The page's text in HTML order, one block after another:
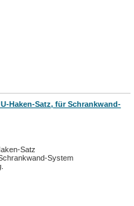
U-Haken-Satz, für Schrankwand-
Satz
System